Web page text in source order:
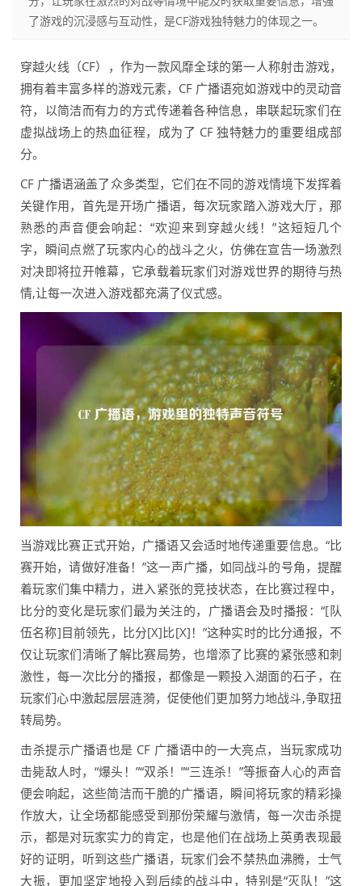
了游戏的沉浸感与互动性，是CF游戏独特魅力的体现之一。
穿越火线（CF），作为一款风靡全球的第一人称射击游戏，
拥有着丰富多样的游戏元素，CF 广播语宛如游戏中的灵动音
符，以简洁而有力的方式传递着各种信息，串联起玩家们在
虚拟战场上的热血征程，成为了 CF 独特魅力的重要组成部
分。
CF 广播语涵盖了众多类型，它们在不同的游戏情境下发挥着
关键作用，首先是开场广播语，每次玩家踏入游戏大厅，那
熟悉的声音便会响起：“欢迎来到穿越火线！”这短短几个
字，瞬间点燃了玩家内心的战斗之火，仿佛在宣告一场激烈
对决即将拉开帷幕，它承载着玩家们对游戏世界的期待与热
情,让每一次进入游戏都充满了仪式感。
当游戏比赛正式开始，广播语又会适时地传递重要信息。“比
赛开始，请做好准备！”这一声广播，如同战斗的号角，提醒
着玩家们集中精力，进入紧张的竞技状态，在比赛过程中，
比分的变化是玩家们最为关注的，广播语会及时播报：“[队
伍名称]目前领先，比分[X]比[X]！”这种实时的比分通报，不
仅让玩家们清晰了解比赛局势，也增添了比赛的紧张感和刺
激性，每一次比分的播报，都像是一颗投入湖面的石子，在
玩家们心中激起层层涟漪，促使他们更加努力地战斗,争取扭
转局势。
击杀提示广播语也是 CF 广播语中的一大亮点，当玩家成功
击毙敌人时，“爆头！”“双杀！”“三连杀！”等振奋人心的声音
便会响起，这些简洁而干脆的广播语，瞬间将玩家的精彩操
作放大，让全场都能感受到那份荣耀与激情，每一次击杀提
示，都是对玩家实力的肯定，也是他们在战场上英勇表现最
好的证明，听到这些广播语，玩家们会不禁热血沸腾，士气
大振，更加坚定地投入到后续的战斗中，特别是“灭队！”这